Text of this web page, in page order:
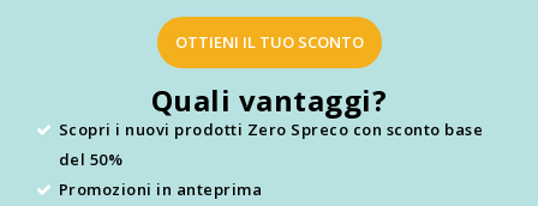
OTTIENI IL TUO SCONTO
Quali vantaggi?
Scopri i nuovi prodotti Zero Spreco con sconto base
del 50%
Promozioni in anteprima